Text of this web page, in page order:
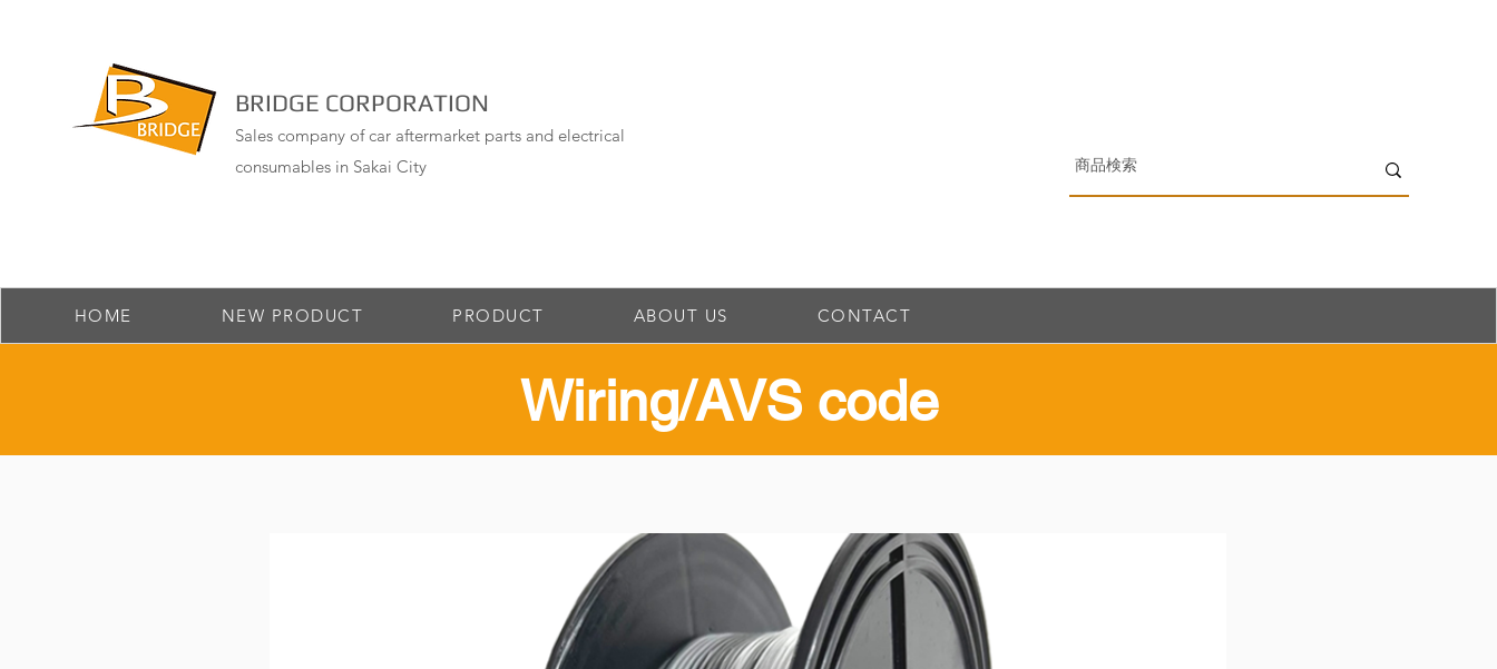
BRIDGE CORPORATION
Sales company of car aftermarket parts and electrical
consumables in Sakai City
HOME NEW PRODUCT PRODUCT ABOUT US CONTACT
​Wiring/AVS code